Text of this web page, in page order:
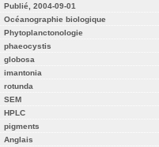
Publié, 2004-09-01
Océanographie biologique
Phytoplanctonologie
phaeocystis
globosa
imantonia
rotunda
SEM
HPLC
pigments
Anglais